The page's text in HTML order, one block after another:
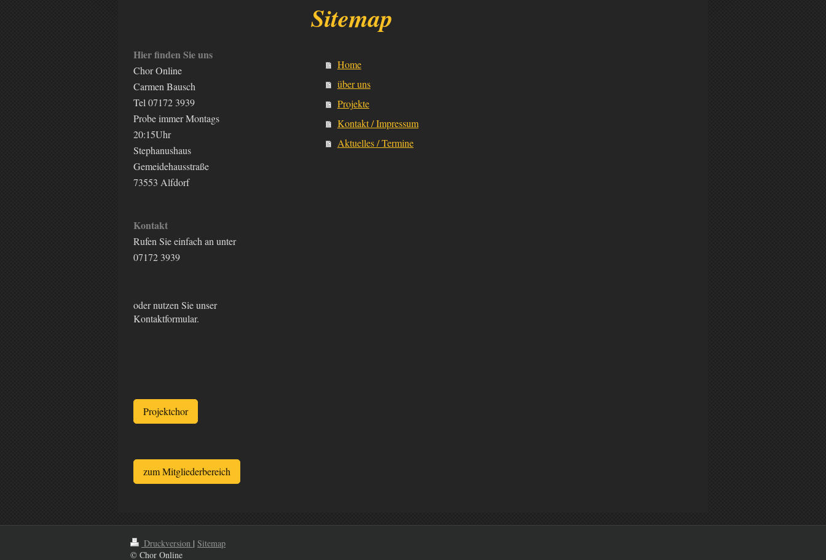
Sitemap
Home
über uns
Projekte
Kontakt / Impressum
Aktuelles / Termine
Hier finden Sie uns
Chor Online
Carmen Bausch
Tel 07172 3939
Probe immer Montags
20:15Uhr
Stephanushaus
Gemeidehausstraße
73553 Alfdorf
Kontakt
Rufen Sie einfach an unter
07172 3939
oder nutzen Sie unser
Kontaktformular.
Projektchor
zum Mitgliederbereich
Druckversion | Sitemap
© Chor Online